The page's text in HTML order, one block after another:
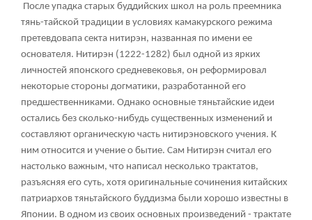
После упадка старых буддийских школ на роль преемника
тянь-тайской традиции в условиях камакурского режима
претевдовапа секта нитирэн, названная по имени ее
основателя. Нитирэн (1222-1282) был одной из ярких
личностей японского средневековья, он реформировал
некоторые стороны догматики, разработанной его
предшественниками. Однако основные тяньтайские идеи
остались без сколько-нибудь существенных изменений и
составляют органическую часть нитирэновского учения. К
ним относится и учение о бытие. Сам Нитирэн считал его
настолько важным, что написал несколько трактатов,
разъясняя его суть, хотя оригинальные сочинения китайских
патриархов тяньтайского буддизма были хорошо известны в
Японии. В одном из своих основных произведений - трактате